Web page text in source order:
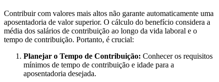
Contribuir com valores mais altos não garante automaticamente uma
aposentadoria de valor superior. O cálculo do benefício considera a
média dos salários de contribuição ao longo da vida laboral e o
tempo de contribuição. Portanto, é crucial:
Planejar o Tempo de Contribuição: Conhecer os requisitos
mínimos de tempo de contribuição e idade para a
aposentadoria desejada.